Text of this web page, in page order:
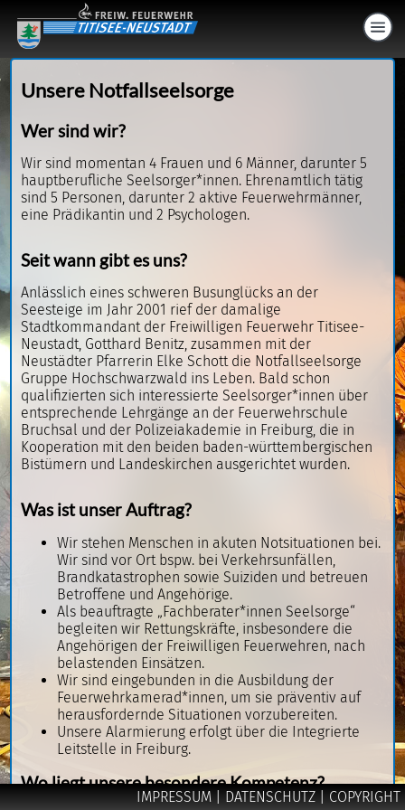
Unsere Notfallseelsorge
Wer sind wir?
Wir sind momentan 4 Frauen und 6 Männer, darunter 5
hauptberufliche Seelsorger*innen. Ehrenamtlich tätig
sind 5 Personen, darunter 2 aktive Feuerwehrmänner,
eine Prädikantin und 2 Psychologen.
Seit wann gibt es uns?
Anlässlich eines schweren Busunglücks an der
Seesteige im Jahr 2001 rief der damalige
Stadtkommandant der Freiwilligen Feuerwehr Titisee-
Neustadt, Gotthard Benitz, zusammen mit der
Neustädter Pfarrerin Elke Schott die Notfallseelsorge
Gruppe Hochschwarzwald ins Leben. Bald schon
qualifizierten sich interessierte Seelsorger*innen über
entsprechende Lehrgänge an der Feuerwehrschule
Bruchsal und der Polizeiakademie in Freiburg, die in
Kooperation mit den beiden baden-württembergischen
Bistümern und Landeskirchen ausgerichtet wurden.
Was ist unser Auftrag?
Wir stehen Menschen in akuten Notsituationen bei.
Wir sind vor Ort bspw. bei Verkehrsunfällen,
Brandkatastrophen sowie Suiziden und betreuen
Betroffene und Angehörige.
Als beauftragte „Fachberater*innen Seelsorge“
begleiten wir Rettungskräfte, insbesondere die
Angehörigen der Freiwilligen Feuerwehren, nach
belastenden Einsätzen.
Wir sind eingebunden in die Ausbildung der
Feuerwehrkamerad*innen, um sie präventiv auf
herausfordernde Situationen vorzubereiten.
Unsere Alarmierung erfolgt über die Integrierte
Leitstelle in Freiburg.
Wo liegt unsere besondere Kompetenz?
IMPRESSUM | DATENSCHUTZ | COPYRIGHT